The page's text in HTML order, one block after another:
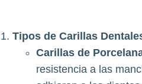
Tipos de Carillas
Carillas de
resistencia a las